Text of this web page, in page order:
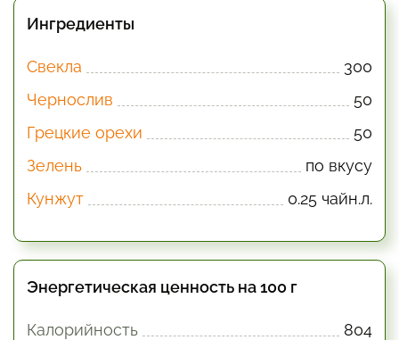
Ингредиенты
Свекла
300
Чернослив
50
Грецкие орехи
50
Зелень
по вкусу
Кунжут
0.25 чайн.л.
Энергетическая ценность на 100 г
Калорийность
804